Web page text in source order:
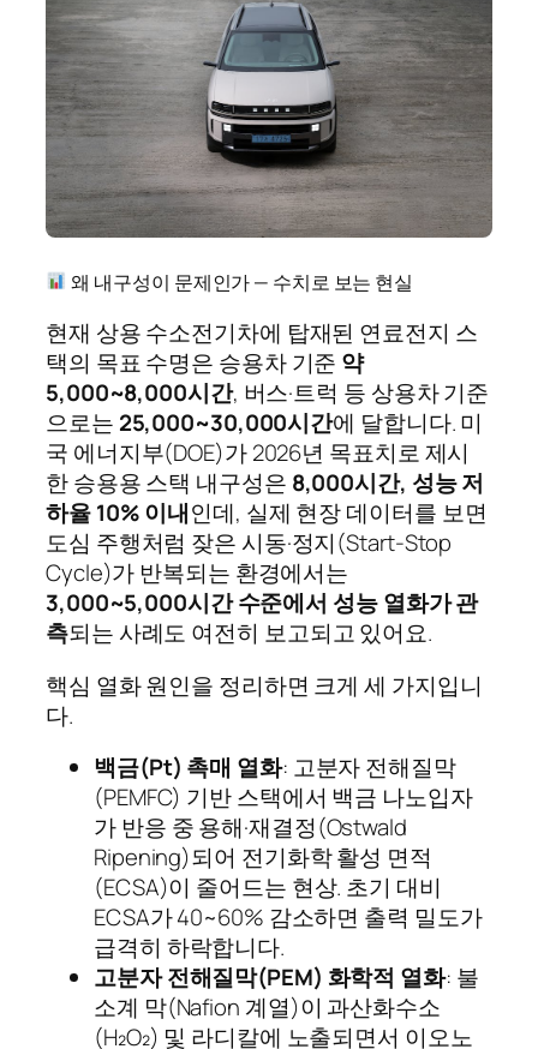
왜 내구성이 문제인가 — 수치로 보는 현실
현재 상용 수소전기차에 탑재된 연료전지 스
택의 목표 수명은 승용차 기준 약
5,000~8,000시간, 버스·트럭 등 상용차 기준
으로는 25,000~30,000시간에 달합니다. 미
국 에너지부(DOE)가 2026년 목표치로 제시
한 승용용 스택 내구성은 8,000시간, 성능 저
하율 10% 이내인데, 실제 현장 데이터를 보면
도심 주행처럼 잦은 시동·정지(Start-Stop
Cycle)가 반복되는 환경에서는
3,000~5,000시간 수준에서 성능 열화가 관
측되는 사례도 여전히 보고되고 있어요.
핵심 열화 원인을 정리하면 크게 세 가지입니
다.
백금(Pt) 촉매 열화: 고분자 전해질막
(PEMFC) 기반 스택에서 백금 나노입자
가 반응 중 용해·재결정(Ostwald
Ripening)되어 전기화학 활성 면적
(ECSA)이 줄어드는 현상. 초기 대비
ECSA가 40~60% 감소하면 출력 밀도가
급격히 하락합니다.
고분자 전해질막(PEM) 화학적 열화: 불
소계 막(Nafion 계열)이 과산화수소
(H₂O₂) 및 라디칼에 노출되면서 이오노